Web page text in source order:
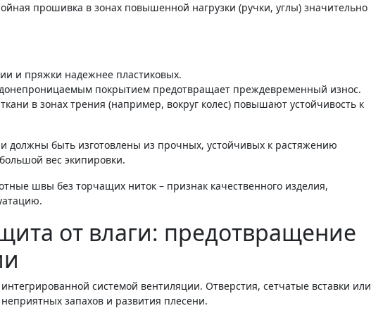
прошивка в зонах повышенной нагрузки (ручки, углы) значительно
и пряжки надежнее пластиковых.
покрытием предотвращает преждевременный износ.
в зонах трения (например, вокруг колес) повышают устойчивость к
должны быть изготовлены из прочных, устойчивых к растяжению
вес экипировки.
швы без торчащих ниток – признак качественного изделия,
от влаги: предотвращение
системой вентиляции. Отверстия, сетчатые вставки или
запахов и развития плесени.